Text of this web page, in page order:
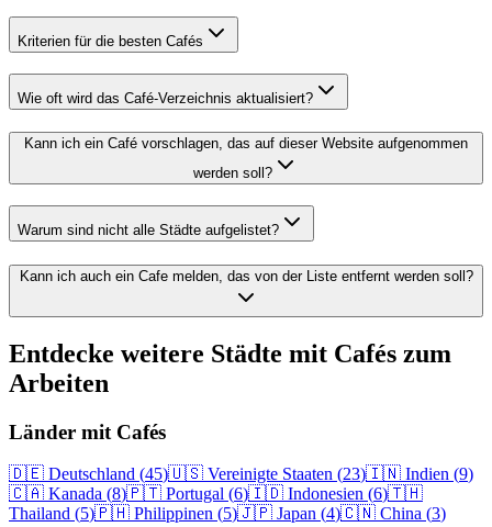
Kriterien für die besten Cafés
Wie oft wird das Café-Verzeichnis aktualisiert?
Kann ich ein Café vorschlagen, das auf dieser Website aufgenommen
werden soll?
Warum sind nicht alle Städte aufgelistet?
Kann ich auch ein Cafe melden, das von der Liste entfernt werden soll?
Entdecke weitere Städte mit Cafés zum
Arbeiten
Länder mit Cafés
🇩🇪 Deutschland (45)🇺🇸 Vereinigte Staaten (23)🇮🇳 Indien (9)
🇨🇦 Kanada (8)🇵🇹 Portugal (6)🇮🇩 Indonesien (6)🇹🇭
Thailand (5)🇵🇭 Philippinen (5)🇯🇵 Japan (4)🇨🇳 China (3)